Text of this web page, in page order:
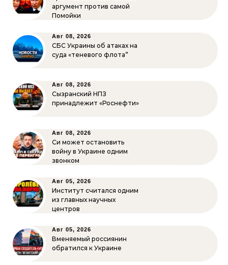
аргумент против самой
Помойки
Авг 08, 2026
СБС Украины об атаках на
суда «теневого флота”
Авг 08, 2026
Сызранский НПЗ
принадлежит «Роснефти»
Авг 08, 2026
Си может остановить
войну в Украине одним
звонком
Авг 05, 2026
Институт считался одним
из главных научных
центров
Авг 05, 2026
Вменяемый россиянин
обратился к Украине